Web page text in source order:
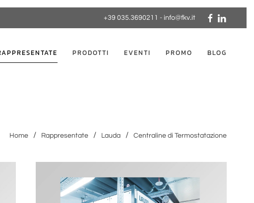
+39 035.3690211 - info@fkv.it
PRODOTTI EVENTI PROMO BLOG
Home Rappresentate Lauda Centraline di Termostatazione